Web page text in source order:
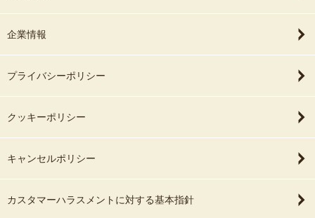
企業情報
プライバシーポリシー
クッキーポリシー
キャンセルポリシー
カスタマーハラスメントに対する基本指針